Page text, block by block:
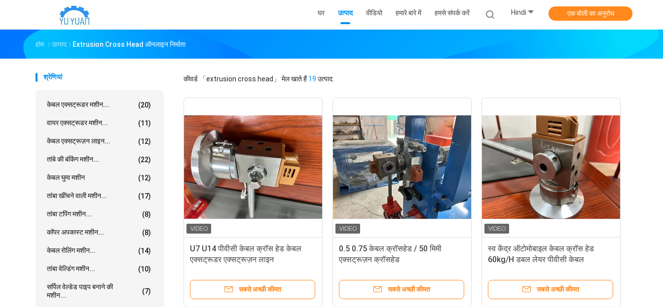
घर उत्पाद वीडियो हमारे बारे में हमसे संपर्क करें Hindi एक बोली का अनुरोध
होम उत्पाद Extrusion Cross Head ऑनलाइन निर्माता
श्रेणियां
केबल एक्सट्रूडर मशीन... (20)
वायर एक्सट्रूडर मशीन... (11)
केबल एक्सट्रूज़न लाइन... (12)
तांबे की बंकिंग मशीन... (22)
केबल घुमा मशीन (12)
तांबा खींचने वाली मशीन... (17)
तांबा टपिंग मशीन... (8)
कॉपर अपकास्ट मशीन... (8)
केबल रोलिंग मशीन... (14)
तांबा वेल्डिंग मशीन... (10)
सर्पिल वेल्डेड पाइप बनाने की
मशीन...
(7)
कीवर्ड 「extrusion cross head」 मेल खाते हैं19 उत्पाद.
U7 U14 पीवीसी केबल क्रॉस हेड केबल
एक्सट्रूडर एक्सट्रूज़न लाइन
सबसे अच्छी कीमत
0.5 0.75 केबल क्रॉसहेड / 50 मिमी
एक्सट्रूज़न क्रॉसहेड
सबसे अच्छी कीमत
स्व केंद्र ऑटोमोबाइल केबल क्रॉस हेड
60kg/H डबल लेयर पीवीसी केबल
सबसे अच्छी कीमत